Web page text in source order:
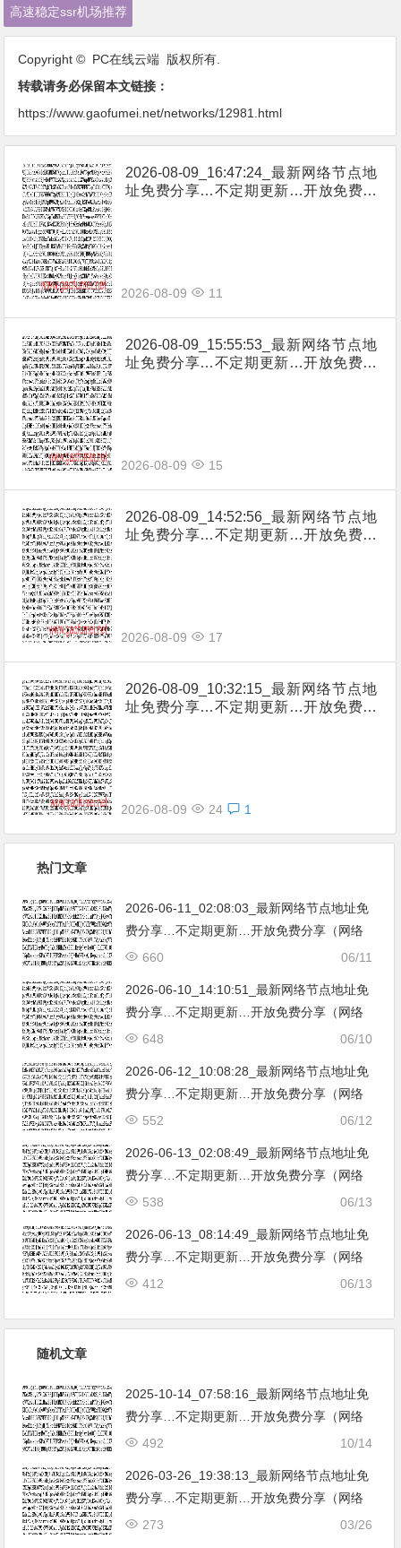
高速稳定ssr机场推荐
Copyright © PC在线云端 版权所有.
转载请务必保留本文链接：
https://www.gaofumei.net/networks/12981.html
2026-08-09_16:47:24_最新网络节点地
址免费分享…不定期更新…开放免费分
2026-08-09 11
2026-08-09_15:55:53_最新网络节点地
址免费分享…不定期更新…开放免费分
2026-08-09 15
2026-08-09_14:52:56_最新网络节点地
址免费分享…不定期更新…开放免费分
2026-08-09 17
2026-08-09_10:32:15_最新网络节点地
址免费分享…不定期更新…开放免费分
2026-08-09 24 1
热门文章
2026-06-11_02:08:03_最新网络节点地址免
费分享…不定期更新…开放免费分享（网络
免费节点香港|日本|韩国|新加坡|台湾|马来西
06/11
660
2026-06-10_14:10:51_最新网络节点地址免
费分享…不定期更新…开放免费分享（网络
免费节点香港|日本|韩国|新加坡|台湾|马来西
06/10
648
2026-06-12_10:08:28_最新网络节点地址免
费分享…不定期更新…开放免费分享（网络
免费节点香港|日本|韩国|新加坡|台湾|马来西
06/12
552
2026-06-13_02:08:49_最新网络节点地址免
费分享…不定期更新…开放免费分享（网络
免费节点香港|日本|韩国|新加坡|台湾|马来西
06/13
538
2026-06-13_08:14:49_最新网络节点地址免
费分享…不定期更新…开放免费分享（网络
免费节点香港|日本|韩国|新加坡|台湾|马来西
06/13
412
随机文章
2025-10-14_07:58:16_最新网络节点地址免
费分享…不定期更新…开放免费分享（网络
免费节点香港|日本|韩国|新加坡|台湾|马来西
10/14
492
2026-03-26_19:38:13_最新网络节点地址免
费分享…不定期更新…开放免费分享（网络
免费节点香港|日本|韩国|新加坡|台湾|马来西
03/26
273